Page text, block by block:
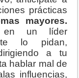
prácticas
mayores.
en un líder
te lo pidan,
a tu
hablar mal de
influencias,